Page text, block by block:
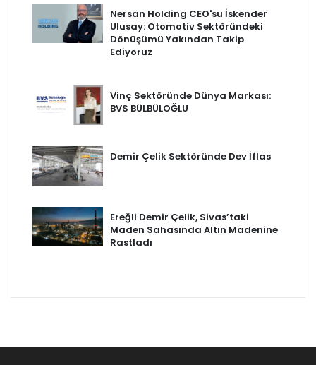
Nersan Holding CEO'su İskender
Ulusay: Otomotiv Sektöründeki
Dönüşümü Yakından Takip
Ediyoruz
Vinç Sektöründe Dünya Markası:
BVS BÜLBÜLOĞLU
Demir Çelik Sektöründe Dev İflas
Ereğli Demir Çelik, Sivas’taki
Maden Sahasında Altın Madenine
Rastladı